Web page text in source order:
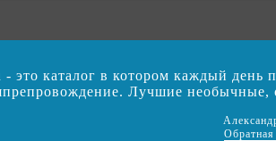
это каталог в котором каждый день
Лучшие
Обратная